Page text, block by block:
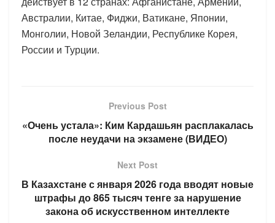
Австралии, Китае, Фиджи, Ватикане, Японии,
Монголии, Новой Зеландии, Республике Корея,
России и Турции.
Previous Post
«Очень устала»: Ким Кардашьян расплакалась
после неудачи на экзамене (ВИДЕО)
Next Post
В Казахстане с января 2026 года вводят новые
штрафы до 865 тысяч тенге за нарушение
закона об искусственном интеллекте